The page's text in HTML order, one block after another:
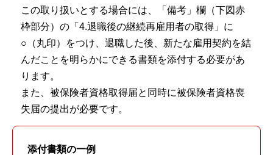
この取り扱いとする場合には、「備考」欄（下図赤
枠部分）の「4.退職後の継続再雇用者の取得」に
○（丸印）をつけ、退職した後、新たな雇用契約を結
んだことを明らかにできる書類を添付する必要があ
ります。
また、被保険者資格取得届と同時に被保険者資格喪
失届の提出が必要です。
添付書類の一例